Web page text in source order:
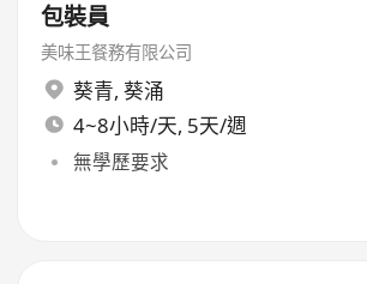
包裝員
美味王餐務有限公司
葵青, 葵涌
4~8小時/天, 5天/週
無學歷要求